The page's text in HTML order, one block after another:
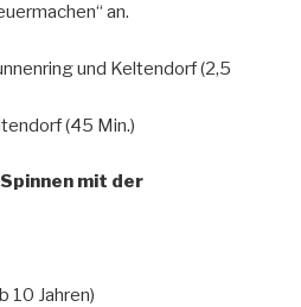
an.
und Keltendorf (2,5
(45 Min.)
mit der
10 Jahren)